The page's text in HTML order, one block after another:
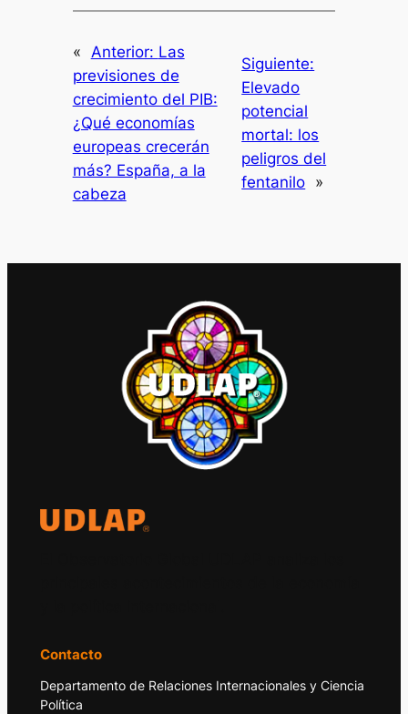
« Anterior: Las
previsiones de
crecimiento del PIB:
¿Qué economías
europeas crecerán
más? España, a la
cabeza
Siguiente:
Elevado
potencial
mortal: los
peligros del
fentanilo »
Contacto
Departamento de Relaciones Internacionales y Ciencia
Política